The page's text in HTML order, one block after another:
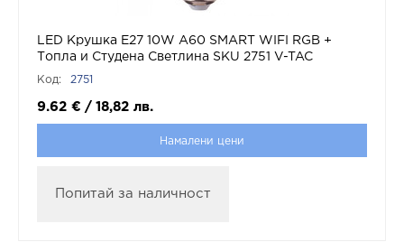
LED Крушка Е27 10W A60 SMART WIFI RGB +
Топла и Студена Светлина SKU 2751 V-TAC
Код: 2751
9.62 € / 18,82 лв.
Намалени цени
Попитай за наличност